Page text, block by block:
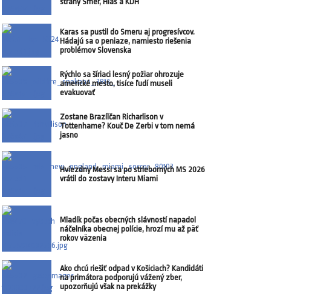
Karas sa pustil do Smeru aj progresívcov.
Hádajú sa o peniaze, namiesto riešenia
problémov Slovenska
Rýchlo sa šíriaci lesný požiar ohrozuje
americké mesto, tisíce ľudí museli
evakuovať
Zostane Brazílčan Richarlison v
Tottenhame? Kouč De Zerbi v tom nemá
jasno
Hviezdny Messi sa po strieborných MS 2026
vrátil do zostavy Interu Miami
Mladík počas obecných slávností napadol
náčelníka obecnej polície, hrozí mu až päť
rokov väzenia
Ako chcú riešiť odpad v Košiciach? Kandidáti
na primátora podporujú vážený zber,
upozorňujú však na prekážky